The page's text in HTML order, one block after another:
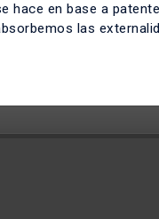
hace en base a
las